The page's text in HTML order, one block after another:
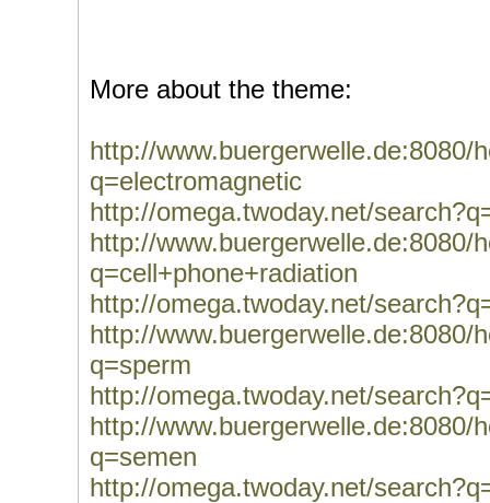
More about the theme:
http://www.buergerwelle.de:8080/
q=electromagnetic
http://omega.twoday.net/
http://www.buergerwelle.de:8080/
q=cell+phone+radiation
http://omega.twoday.net/
http://www.buergerwelle.de:8080/
q=sperm
http://omega.twoday.net/
http://www.buergerwelle.de:8080/
q=semen
http://omega.twoday.net/